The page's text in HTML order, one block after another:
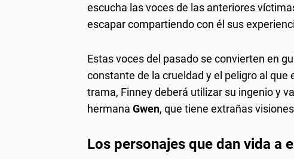
escucha las voces de las anteriores
escapar compartiendo con él sus
Estas voces del pasado se convierten en
constante de la crueldad y el peligro al
trama, Finney deberá utilizar su ingenio y
hermana Gwen, que tiene extrañas
Los personajes que dan vida a